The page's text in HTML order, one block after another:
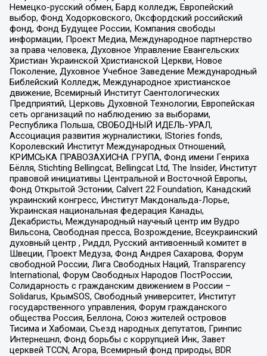
Немецко-русский обмен, Бард колледж, Европейский
выбор, Фонд Ходорковского, Оксфордский российский
фонд, Фонд Будущее России, Компания свободы
информации, Проект Медиа, Международное партнерство
за права человека, Духовное Управление Евангельских
Христиан Украинской Христианской Церкви, Новое
Поколение, Духовное Учебное Заведение Международный
Библейский Колледж, Международное христианское
движение, Всемирный Институт Саентологических
Предприятий, Церковь Духовной Технологии, Европейская
сеть организаций по наблюдению за выборами,
Республика Польша, СВОБОДНЫЙ ИДЕЛЬ-УРАЛ,
Ассоциация развития журналистики, IStories fonds,
Королевский Институт Международных Отношений,
КРИМСЬКА ПРАВОЗАХИСНА ГРУПА, Фонд имени Генриха
Бёлля, Stichting Bellingcat, Bellingcat Ltd, The Insider, Институт
правовой инициативы Центральной и Восточной Европы,
Фонд Открытой Эстонии, Calvert 22 Foundation, Канадский
украинский конгресс, Институт Макдональда-Лорье,
Украинская национальная федерация Канады,
Декабристы, Международный научный центр им Вудро
Вильсона, Свободная пресса, Возрождение, Всеукраинский
духовный центр , Риддл, Русский антивоенный комитет в
Швеции, Проект Медуза, Фонд Андрея Сахарова, Форум
свободной России, Лига Свободных Наций, Transparеncy
International, Форум Свободных Народов ПостРоссии,
Солидарность с гражданским движением в России –
Solidarus, КрымSOS, Свободный университет, Институт
государственного управления, Форум гражданского
общества Россия, Беллона, Союз жителей островов
Тисима и Хабомаи, Съезд народных депутатов, Гринпис
Интернешнл, Фонд борьбы с коррупцией Инк, Завет
церквей TCCN, Агора, Всемирный фонд природы, BDR